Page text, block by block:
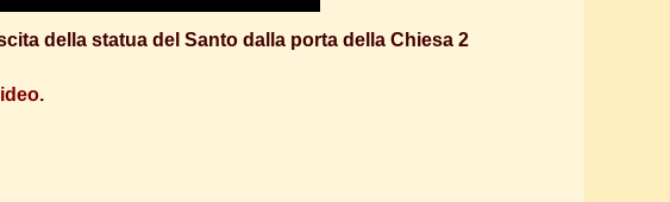
della statua del Santo dalla porta della Chiesa 2